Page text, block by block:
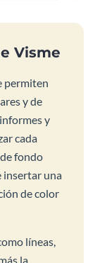
Visme
permiten
y de
y
cada
fondo
insertar una
de color
líneas,
la